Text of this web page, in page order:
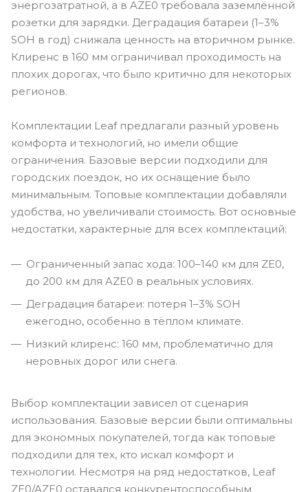
энергозатратной, а в AZE0 требовала заземлённой
розетки для зарядки. Деградация батареи (1–3%
SOH в год) снижала ценность на вторичном рынке.
Клиренс в 160 мм ограничивал проходимость на
плохих дорогах, что было критично для некоторых
регионов.
Комплектации Leaf предлагали разный уровень
комфорта и технологий, но имели общие
ограничения. Базовые версии подходили для
городских поездок, но их оснащение было
минимальным. Топовые комплектации добавляли
удобства, но увеличивали стоимость. Вот основные
недостатки, характерные для всех комплектаций:
Ограниченный запас хода: 100–140 км для ZE0,
до 200 км для AZE0 в реальных условиях.
Деградация батареи: потеря 1–3% SOH
ежегодно, особенно в тёплом климате.
Низкий клиренс: 160 мм, проблематично для
неровных дорог или снега.
Выбор комплектации зависел от сценария
использования. Базовые версии были оптимальны
для экономных покупателей, тогда как топовые
подходили для тех, кто искал комфорт и
технологии. Несмотря на ряд недостатков, Leaf
ZE0/AZE0 оставался конкурентоспособным